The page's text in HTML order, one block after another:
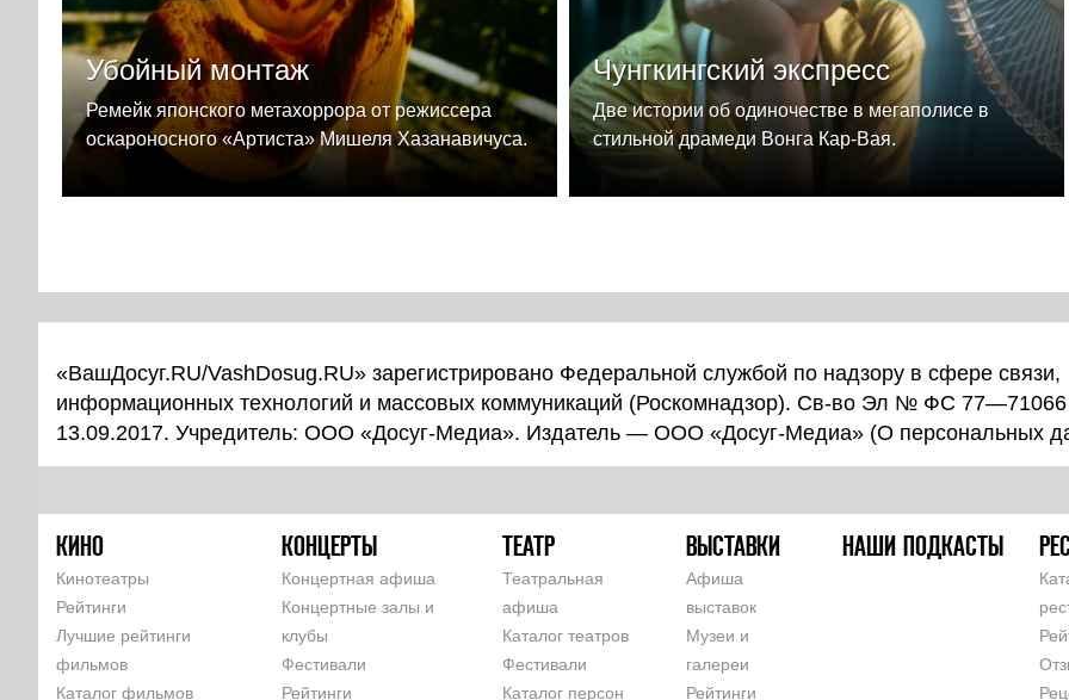
Убойный монтаж
Ремейк японского метахоррора от режиссера
оскароносного «Артиста» Мишеля Хазанавичуса.
Чунгкингский экспресс
Две истории об одиночестве в мегаполисе в
стильной драмеди Вонга Кар-Вая.
«ВашДосуг.RU/VashDosug.RU» зарегистрировано Федеральной службой по надзору в сфере связи,
информационных технологий и массовых коммуникаций (Роскомнадзор). Св-во Эл № ФС 77—71066
13.09.2017. Учредитель: ООО «Досуг-Медиа». Издатель — ООО «Досуг-Медиа» (О персональных
КИНО
Кинотеатры
Рейтинги
Лучшие рейтинги
фильмов
Каталог фильмов
КОНЦЕРТЫ
Концертная афиша
Концертные залы и
клубы
Фестивали
Рейтинги
ТЕАТР
Театральная
афиша
Каталог театров
Фестивали
Каталог персон
ВЫСТАВКИ
Афиша
выставок
Музеи и
галереи
Рейтинги
НАШИ ПОДКАСТЫ